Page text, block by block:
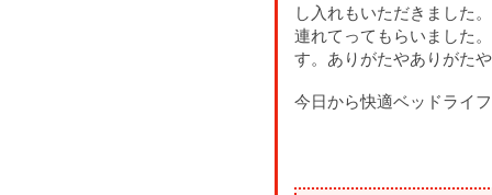
し入れもいただきました
連れてってもらいました
す。ありがたやありがた
今日から快適ベッドライ